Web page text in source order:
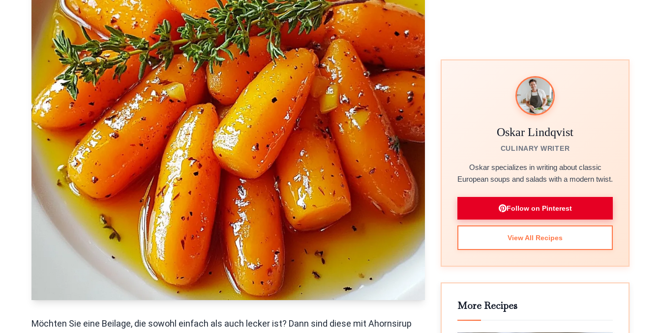
Möchten Sie eine Beilage, die sowohl einfach als auch lecker ist? Dann sind diese mit Ahornsirup
Oskar Lindqvist
CULINARY WRITER
Oskar specializes in writing about classic
European soups and salads with a modern twist.
Follow on Pinterest
View All Recipes
More Recipes